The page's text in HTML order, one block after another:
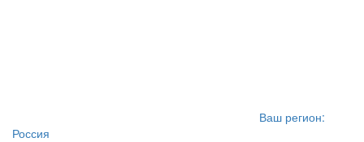
Ваш регион:
Россия